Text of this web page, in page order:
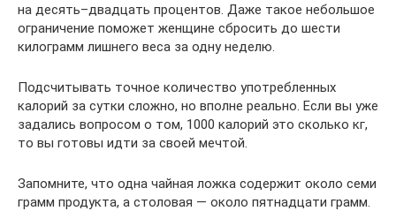
на десять–двадцать процентов. Даже такое небольшое
ограничение поможет женщине сбросить до шести
килограмм лишнего веса за одну неделю.
Подсчитывать точное количество употребленных
калорий за сутки сложно, но вполне реально. Если вы уже
задались вопросом о том, 1000 калорий это сколько кг,
то вы готовы идти за своей мечтой.
Запомните, что одна чайная ложка содержит около семи
грамм продукта, а столовая — около пятнадцати грамм.